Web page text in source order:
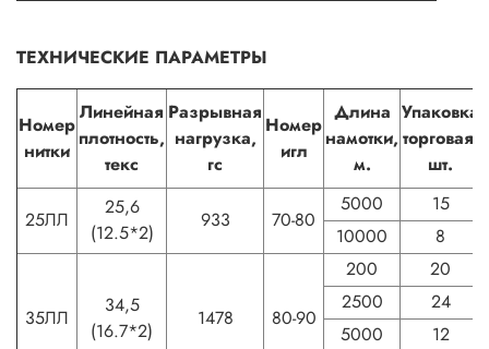
ТЕХНИЧЕСКИЕ ПАРАМЕТРЫ
Номер
нитки
Линейная
плотность,
текс
Разрывная
нагрузка,
гс
Номер
игл
Длина
намотки,
м.
Упаковка
торговая,
шт.
25ЛЛ
25,6
(12.5*2)
933 70-80
5000
15
10000
8
35ЛЛ
34,5
(16.7*2)
1478 80-90
200
20
2500
24
5000
12